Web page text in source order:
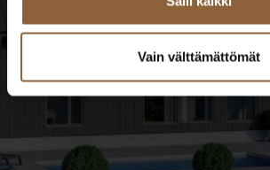
Vain välttämättömät